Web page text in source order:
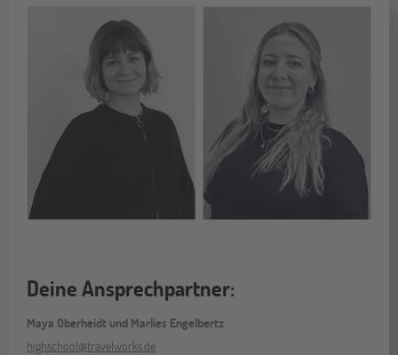
Deine Ansprechpartner:
Maya Oberheidt und Marlies Engelbertz
highschool@travelworks.de